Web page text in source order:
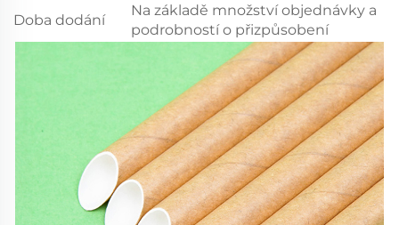
Doba dodání
Na základě množství objednávky a
podrobností o přizpůsobení